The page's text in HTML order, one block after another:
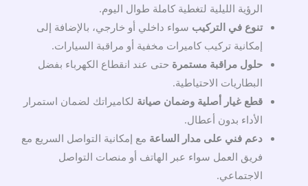
الرؤية الليلية لتغطية كاملة طوال اليوم.
تنوع في التركيب سواء داخلي أو خارجي، بالإضافة إلى
إمكانية تركيب كاميرات مخفية أو مراقبة السيارات.
حلول مراقبة مستمرة حتى عند انقطاع الكهرباء بفضل
البطاريات الاحتياطية.
قطع غيار أصلية وضمان صيانة لكاميراتك لضمان استمرار
الأداء بدون أعطال.
دعم فني على مدار الساعة مع إمكانية التواصل السريع مع
فريق العمل سواء عبر الهاتف أو منصات التواصل
الاجتماعي.